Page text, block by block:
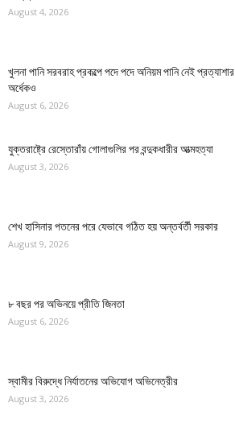
August 4, 2026
খুলনা পানি সরবরাহ প্রকল্পে পদে পদে অনিয়ম পানি নেই প্রত্যাশার
অর্ধেকও
August 6, 2026
যুক্তরাষ্ট্রে রেস্তোরাঁয় গোলাগুলির পর বন্দুকধারীর আত্মহত্যা
August 3, 2026
শেখ হাসিনার পতনের পরে যেভাবে গঠিত হয় অন্তর্বর্তী সরকার
August 9, 2026
৮ বছর পর অভিনয়ে প্রীতি জিনতা
August 6, 2026
স্বামীর বিরুদ্ধে নির্যাতনের অভিযোগ অভিনেত্রীর
August 3, 2026